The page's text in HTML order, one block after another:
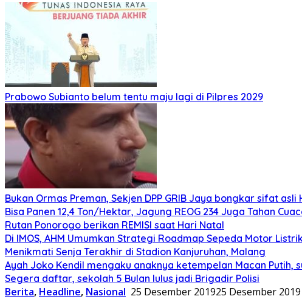
Prabowo Subianto belum tentu maju lagi di Pilpres 2029
Bukan Ormas Preman, Sekjen DPP GRIB Jaya bongkar sifat asli
Bisa Panen 12,4 Ton/Hektar, Jagung REOG 234 Juga Tahan
Rutan Ponorogo berikan REMISI saat Hari Natal
Di IMOS, AHM Umumkan Strategi Roadmap Sepeda Motor
Menikmati Senja Terakhir di Stadion Kanjuruhan, Malang
Ayah Joko Kendil mengaku anaknya ketempelan Macan Putih,
Segera daftar, sekolah 5 Bulan lulus jadi Brigadir Polisi
Berita, Headline, Nasional 25 Desember 201925 Desember 2019